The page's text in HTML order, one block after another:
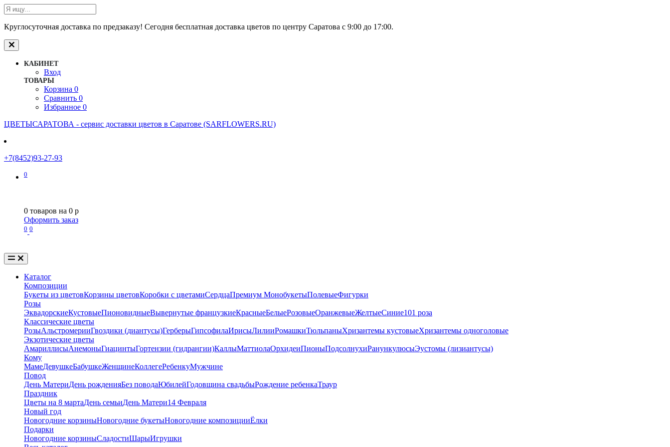
Круглосуточная доставка по предзаказу! Сегодня бесплатная доставка цветов по центру Саратова с 9:00 до 17:00.
КАБИНЕТ
Вход
ТОВАРЫ
Корзина 0
Сравнить 0
Избранное 0
ЦВЕТЫСАРАТОВА - cервис доставки цветов в Саратове (SARFLOWERS.RU)
+7(8452)93-27-93
0
0 товаров на 0 p
Оформить заказ
0 0
Каталог
Композиции
Букеты из цветовКорзины цветовКоробки с цветамиСердцаПремиум МонобукетыПолевыеФигурки
Розы
ЭквадорскиеКустовыеПионовидныеВывернутые французкиеКрасныеБелыеРозовыеОранжевыеЖелтыеСиние101 роза
Классические цветы
РозыАльстромерииГвоздики (диантусы)ГерберыГипсофилаИрисыЛилииРомашкиТюльпаныХризантемы кустовыеХризантемы одноголовые
Экзотические цветы
АмариллисыАнемоныГиацинтыГортензии (гидрангии)КаллыМаттиолаОрхидеиПионыПодсолнухиРанункулюсыЭустомы (лизиантусы)
Кому
МамеДевушкеБабушкеЖенщинеКоллегеРебенкуМужчине
Повод
День МатериДень рожденияБез поводаЮбилейГодовщина свадьбыРождение ребенкаТраур
Праздник
Цветы на 8 мартаДень семьиДень Матери14 Февраля
Новый год
Новогодние корзиныНовогодние букетыНовогодние композицииЁлки
Подарки
Новогодние корзиныСладостиШарыИгрушки